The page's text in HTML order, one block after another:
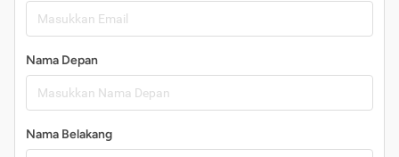
Nama Depan
Nama Belakang